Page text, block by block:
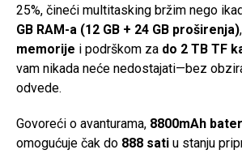
25%, čineći multitasking bržim nego
GB RAM-a (12 GB + 24 GB proširenja),
memorije i podrškom za do 2 TB TF
vam nikada neće nedostajati—bez
odvede.
Govoreći o avanturama, 8800mAh
omogućuje čak do 888 sati u stanju